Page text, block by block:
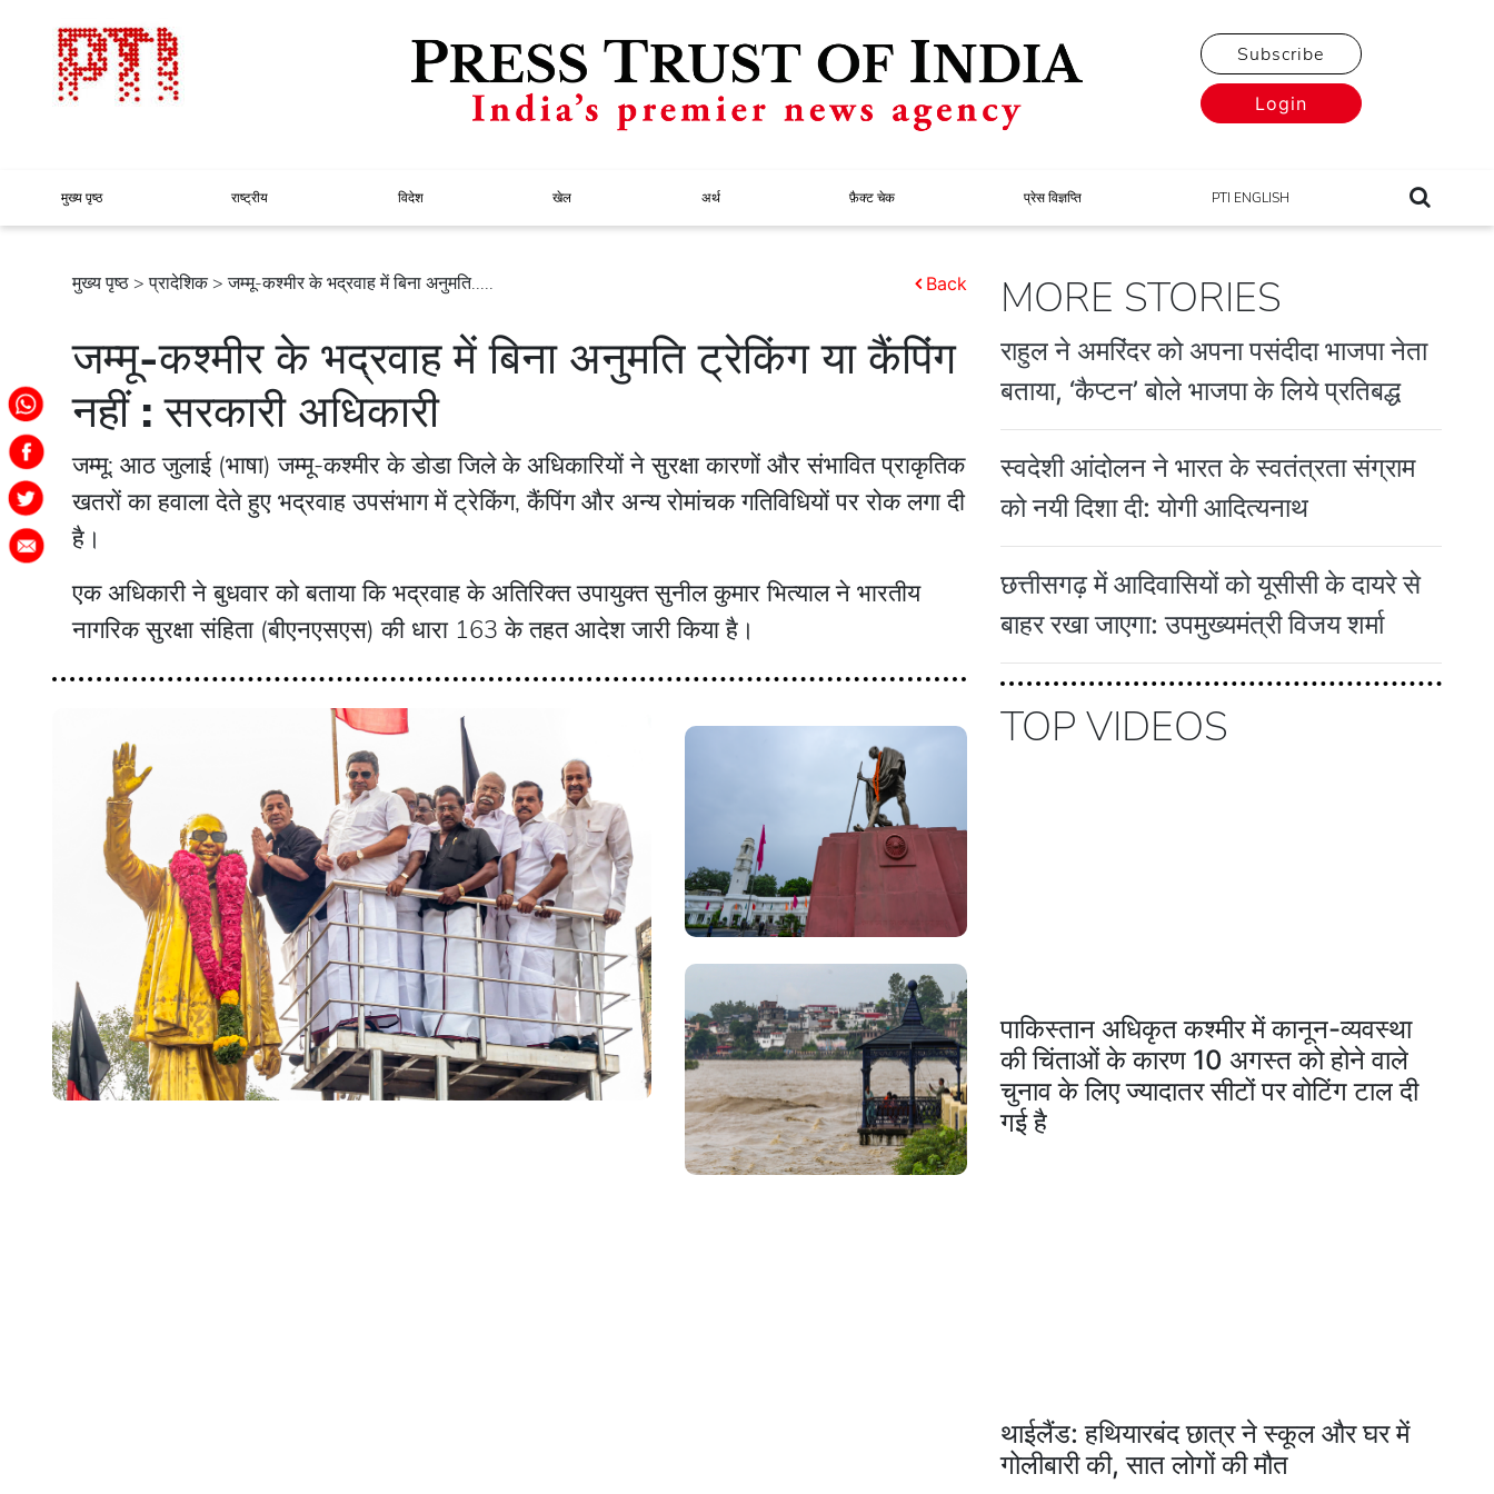
Subscribe
Login
मुख्य पृष्ठ राष्ट्रीय विदेश खेल अर्थ फ़ैक्ट चेक प्रेस विज्ञप्ति PTI ENGLISH
मुख्य पृष्ठ >प्रादेशिक> जम्मू-कश्मीर के भद्रवाह में बिना अनुमति..... Back
जम्मू-कश्मीर के भद्रवाह में बिना अनुमति ट्रेकिंग या कैंपिंग
नहीं : सरकारी अधिकारी
जम्मू: आठ जुलाई (भाषा) जम्मू-कश्मीर के डोडा जिले के अधिकारियों ने सुरक्षा कारणों और संभावित प्राकृतिक
खतरों का हवाला देते हुए भद्रवाह उपसंभाग में ट्रेकिंग, कैंपिंग और अन्य रोमांचक गतिविधियों पर रोक लगा दी
है।
एक अधिकारी ने बुधवार को बताया कि भद्रवाह के अतिरिक्त उपायुक्त सुनील कुमार भित्याल ने भारतीय
नागरिक सुरक्षा संहिता (बीएनएसएस) की धारा 163 के तहत आदेश जारी किया है।
MORE STORIES
राहुल ने अमरिंदर को अपना पसंदीदा भाजपा नेता
बताया, ‘कैप्टन’ बोले भाजपा के लिये प्रतिबद्ध
स्वदेशी आंदोलन ने भारत के स्वतंत्रता संग्राम
को नयी दिशा दी: योगी आदित्यनाथ
छत्तीसगढ़ में आदिवासियों को यूसीसी के दायरे से
बाहर रखा जाएगा: उपमुख्यमंत्री विजय शर्मा
TOP VIDEOS
पाकिस्तान अधिकृत कश्मीर में कानून-व्यवस्था
की चिंताओं के कारण 10 अगस्त को होने वाले
चुनाव के लिए ज्यादातर सीटों पर वोटिंग टाल दी
गई है
थाईलैंड: हथियारबंद छात्र ने स्कूल और घर में
गोलीबारी की, सात लोगों की मौत